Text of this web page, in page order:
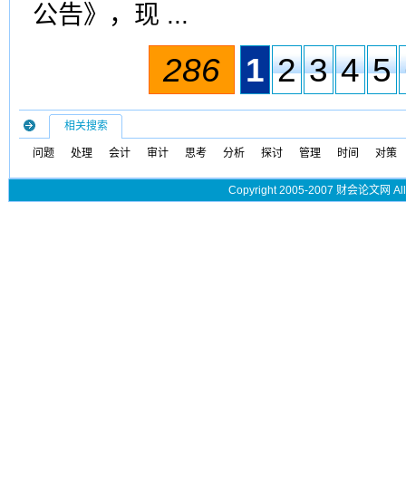
公告》，现 ...
286 1 2 3 4 5
相关搜索
问题 处理 会计 审计 思考 分析 探讨 管理 时间 对策
Copyright 2005-2007 财会论文网